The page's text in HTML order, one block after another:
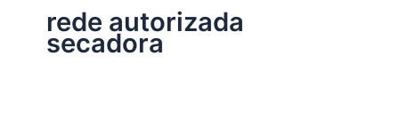
rede autorizada
secadora